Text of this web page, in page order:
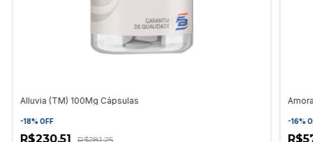
Alluvia (TM) 100Mg Cápsulas
-18% OFF
R$230,51 R$281,25
-16%